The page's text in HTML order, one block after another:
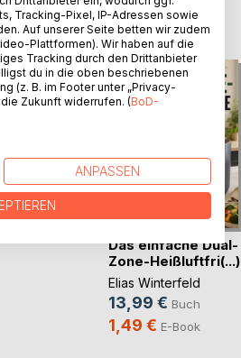
BEIBoD
,
...
Das einfache Dual-
Zone-Heißluftfri(...)
Elias Winterfeld
13,99 € Buch
1,49 € E-Book
Tracking-Pixel, IP-Adressen sowie
Auf unserer Seite betten wir zudem
Plattformen). Wir haben auf die
Tracking durch den Drittanbieter
du in die oben beschriebenen
(z. B. im Footer unter „Privacy-
Zukunft widerrufen. (BoD-
ANPASSEN